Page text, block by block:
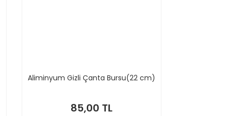
Aliminyum Gizli Çanta Bursu(22 cm)
85,00 TL